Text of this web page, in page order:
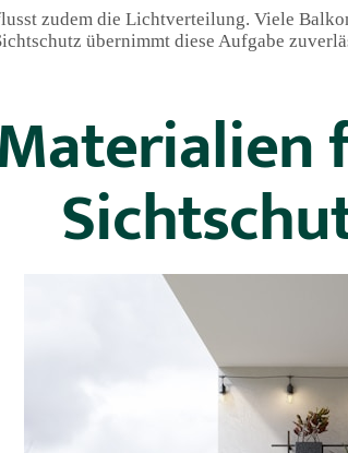
zudem die Lichtverteilung. Viele
übernimmt diese Aufgabe